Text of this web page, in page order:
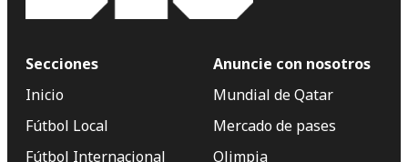
Secciones
Inicio
Fútbol Local
Fútbol Internacional
Anuncie con nosotros
Mundial de Qatar
Mercado de pases
Olimpia